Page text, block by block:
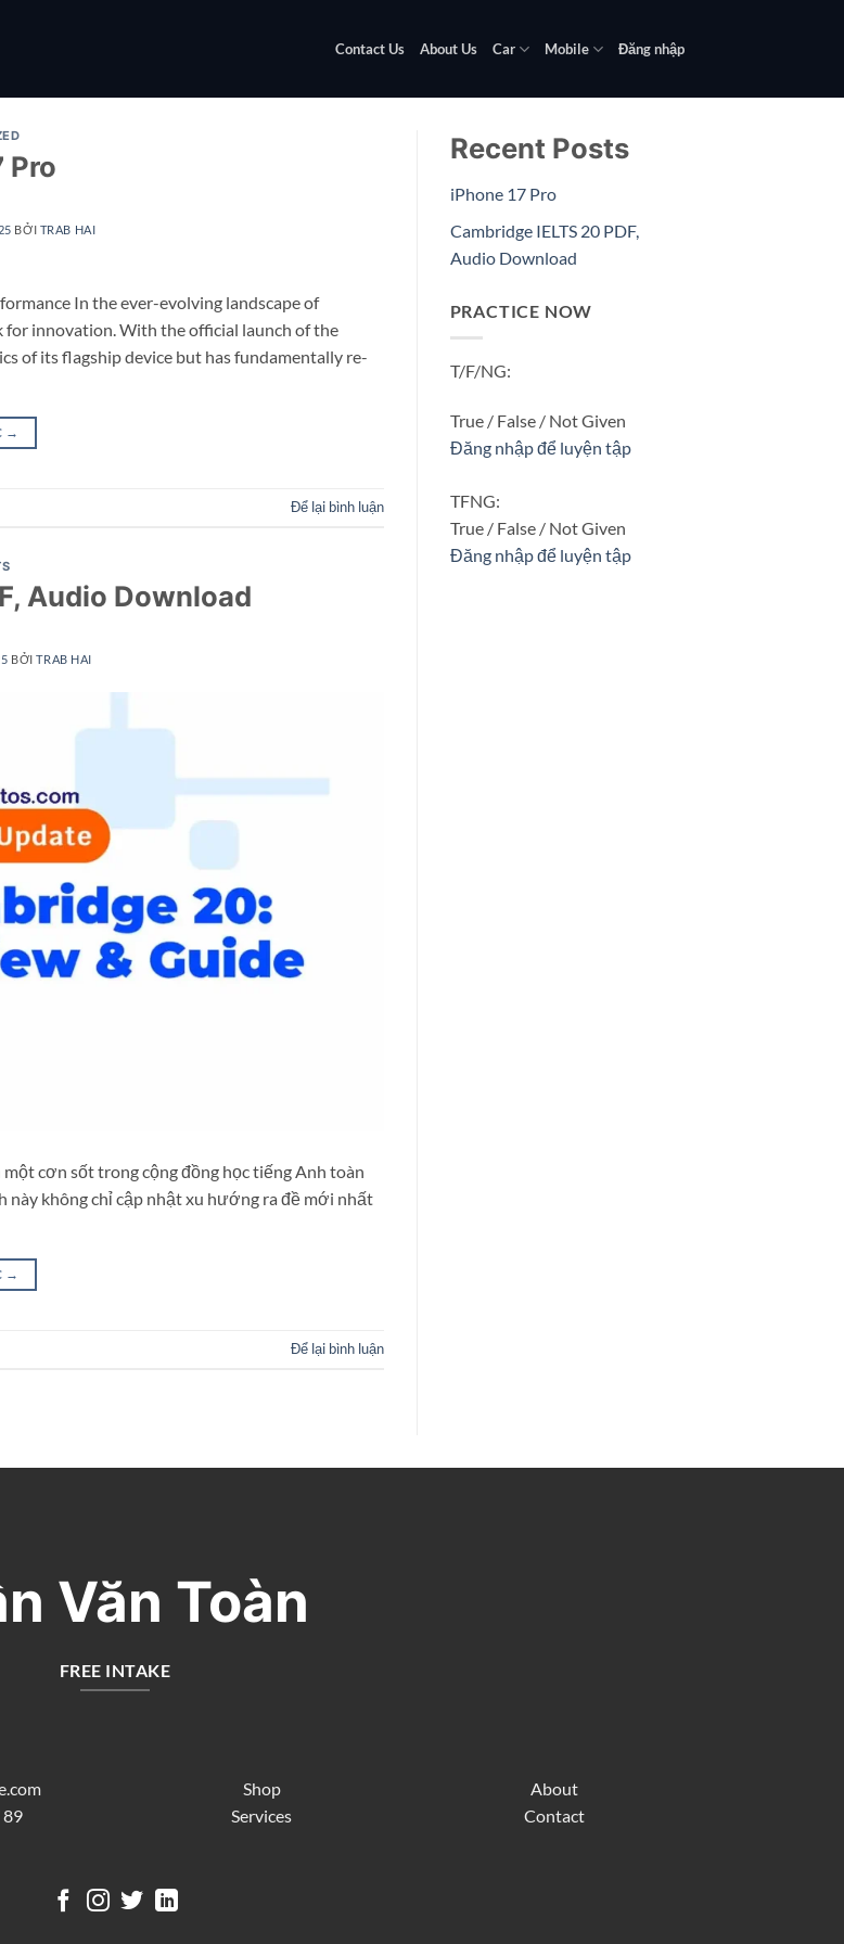
Contact Us About Us Car Mobile Đăng nhập
Pro
BỞI TRAB HAI
In the ever-evolving landscape of
for innovation. With the official launch of the
of its flagship device but has fundamentally re-
→
Để lại bình luận
Audio Download
BỞITRAB HAI
cơn sốt trong cộng đồng học tiếng Anh toàn
này không chỉ cập nhật xu hướng ra đề mới nhất
→
Để lại bình luận
Recent Posts
iPhone 17 Pro
Cambridge IELTS 20 PDF,
Audio Download
PRACTICE NOW
T/F/NG:
True / False / Not Given
Đăng nhập để luyện tập
TFNG:
True / False / Not Given
Đăng nhập để luyện tập
Văn Toàn
FREE INTAKE
89
Shop
Services
About
Contact